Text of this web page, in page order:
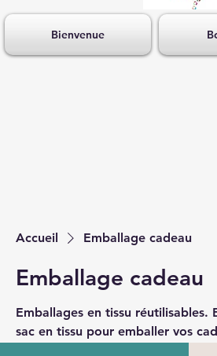
Bienvenue
Accueil Emballage cadeau
Emballage cadeau
Emballages en tissu
sac en tissu pour emballer vos